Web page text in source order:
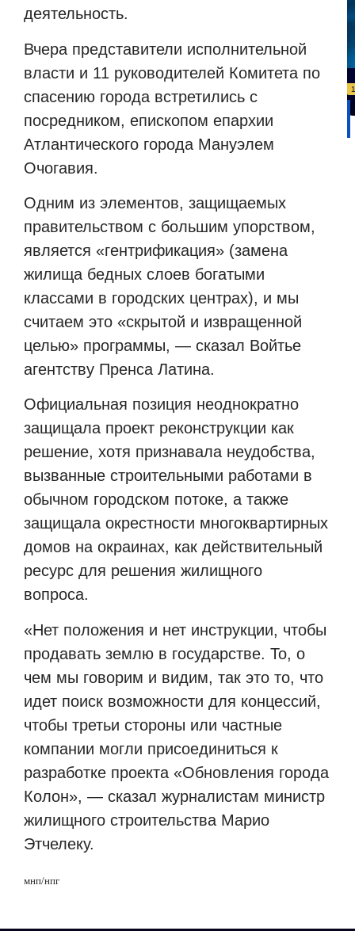
деятельность.
Вчера представители исполнительной
власти и 11 руководителей Комитета по
спасению города встретились с
посредником, епископом епархии
Атлантического города Мануэлем
Очогавия.
Одним из элементов, защищаемых
правительством с большим упорством,
является «гентрификация» (замена
жилища бедных слоев богатыми
классами в городских центрах), и мы
считаем это «скрытой и извращенной
целью» программы, — сказал Войтье
агентству Пренса Латина.
Официальная позиция неоднократно
защищала проект реконструкции как
решение, хотя признавала неудобства,
вызванные строительными работами в
обычном городском потоке, а также
защищала окрестности многоквартирных
домов на окраинах, как действительный
ресурс для решения жилищного
вопроса.
«Нет положения и нет инструкции, чтобы
продавать землю в государстве. То, о
чем мы говорим и видим, так это то, что
идет поиск возможности для концессий,
чтобы третьи стороны или частные
компании могли присоединиться к
разработке проекта «Обновления города
Колон», — сказал журналистам министр
жилищного строительства Марио
Этчелеку.
мнп/нпг